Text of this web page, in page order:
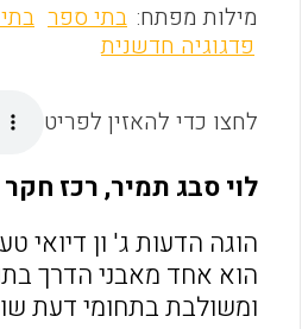
מילות מפתח: בתי ספר
פדגוגיה חדשנית
לחצו כדי להאזין לפריט
לוי סבג תמיר, רכז חקר
הוגה הדעות ג' ון דיואי
הוא אחד מאבני הדרך
ומשולבת בתחומי דעת